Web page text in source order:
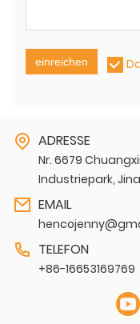
einreichen
ADRESSE
Nr. 6679
Industriepark,
EMAIL
TELEFON
+86-16653169769